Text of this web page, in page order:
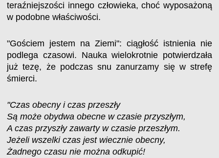
teraźniejszości innego człowieka, choć wyposażoną
w podobne właściwości.
"Gościem jestem na Ziemi": ciągłość istnienia nie
podlega czasowi. Nauka wielokrotnie potwierdzała
już tezę, że podczas snu zanurzamy się w strefę
śmierci.
"Czas obecny i czas przeszły
Są może obydwa obecne w czasie przyszłym,
A czas przyszły zawarty w czasie przeszłym.
Jeżeli wszelki czas jest wiecznie obecny,
Żadnego czasu nie można odkupić!